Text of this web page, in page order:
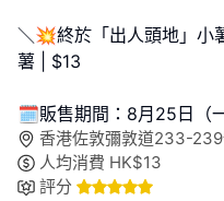
＼💥終於「出人頭地」小
薯 | $13
🗓️販售期間：8月25日（
香港佐敦彌敦道233-
人均消費 HK$13
評分